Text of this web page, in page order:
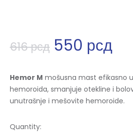
616рсд 550 рсд
Hemor M mošusna mast efikasno
hemoroida, smanjuje otekline i
unutrašnje i mešovite hemoroide.
Quantity: